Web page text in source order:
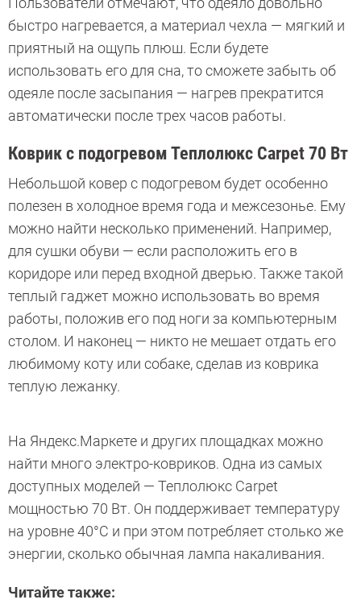
быстро нагревается, а материал чехла — мягкий и
приятный на ощупь плюш. Если будете
использовать его для сна, то сможете забыть об
одеяле после засыпания — нагрев прекратится
автоматически после трех часов работы.
Коврик с подогревом Теплолюкс Carpet 70 Вт
Небольшой ковер с подогревом будет особенно
полезен в холодное время года и межсезонье. Ему
можно найти несколько применений. Например,
для сушки обуви — если расположить его в
коридоре или перед входной дверью. Также такой
теплый гаджет можно использовать во время
работы, положив его под ноги за компьютерным
столом. И наконец — никто не мешает отдать его
любимому коту или собаке, сделав из коврика
теплую лежанку.
На Яндекс.Маркете и других площадках можно
найти много электро-ковриков. Одна из самых
доступных моделей — Теплолюкс Carpet
мощностью 70 Вт. Он поддерживает температуру
на уровне 40°С и при этом потребляет столько же
энергии, сколько обычная лампа накаливания.
Читайте также: